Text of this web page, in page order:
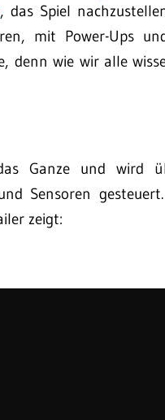
, das Spiel
mit Power-Ups
denn wie wir alle
Ganze und wird
Sensoren
zeigt: